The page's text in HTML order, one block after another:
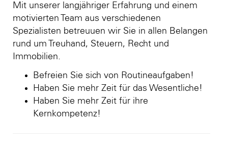
Mit unserer langjähriger Erfahrung und einem
motivierten Team aus verschiedenen
Spezialisten betreuuen wir Sie in allen Belangen
rund um Treuhand, Steuern, Recht und
Immobilien.
Befreien Sie sich von Routineaufgaben!
Haben Sie mehr Zeit für das Wesentliche!
Haben Sie mehr Zeit für ihre
Kernkompetenz!